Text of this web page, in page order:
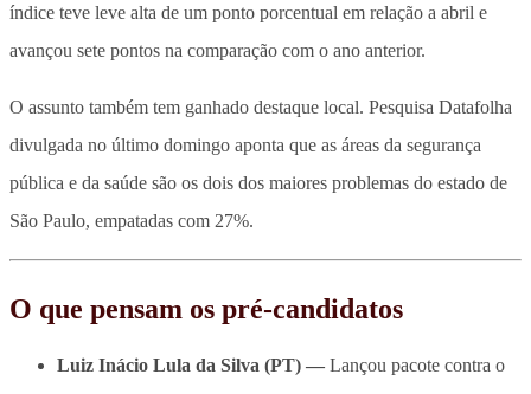
índice teve leve alta de um ponto porcentual em relação a abril e
avançou sete pontos na comparação com o ano anterior.
O assunto também tem ganhado destaque local. Pesquisa Datafolha
divulgada no último domingo aponta que as áreas da segurança
pública e da saúde são os dois dos maiores problemas do estado de
São Paulo, empatadas com 27%.
O que pensam os pré-candidatos
Luiz Inácio Lula da Silva (PT) — Lançou pacote contra o